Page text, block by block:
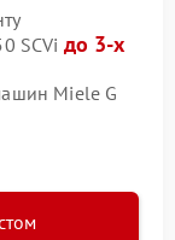
SCVi до 3-х
Miele G